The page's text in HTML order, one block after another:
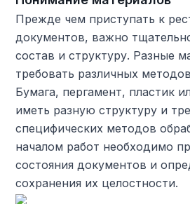
Прежде чем приступать к
документов, важно
состав и структуру. Разные
требовать различных
Бумага, пергамент, пластик
иметь разную структуру и
специфических методов
началом работ необходимо
состояния документов и
сохранения их целостности.